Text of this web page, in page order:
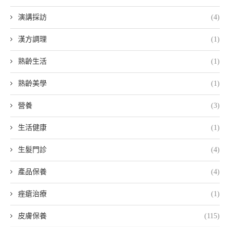
演講採訪 (4)
漢方調理 (1)
熟齡生活 (1)
熟齡美學 (1)
營養 (3)
生活健康 (1)
生髮門診 (4)
產品保養 (4)
痤瘡治療 (1)
皮膚保養 (115)